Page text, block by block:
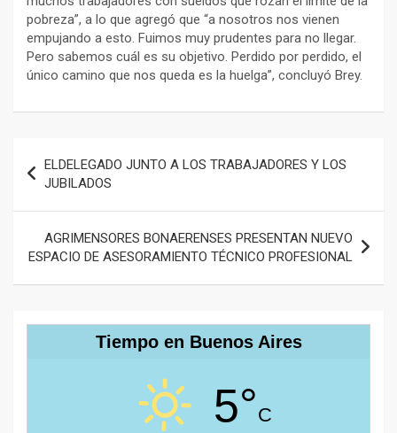
pobreza”, a lo que agregó que “a nosotros nos vienen
empujando a esto. Fuimos muy prudentes para no llegar.
Pero sabemos cuál es su objetivo. Perdido por perdido, el
único camino que nos queda es la huelga”, concluyó Brey.
de
entradas
ELDELEGADO JUNTO A LOS TRABAJADORES Y LOS
JUBILADOS
AGRIMENSORES BONAERENSES PRESENTAN NUEVO
ESPACIO DE ASESORAMIENTO TÉCNICO PROFESIONAL
Tiempo en Buenos Aires
5°C